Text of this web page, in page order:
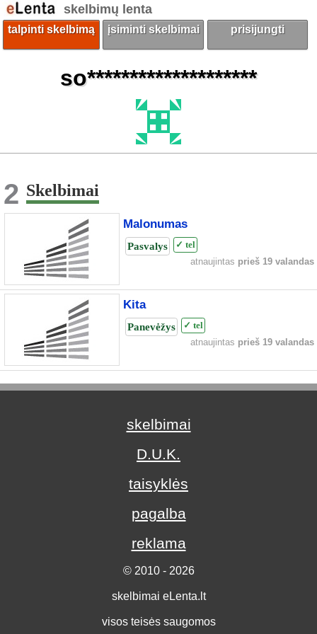
skelbimų lenta
talpinti skelbimą įsiminti skelbimai prisijungti
so********************
2 Skelbimai
Malonumas
Pasvalys ✓ tel
atnaujintas prieš 19 valandas
Kita
Panevėžys ✓ tel
atnaujintas prieš 19 valandas
skelbimai
D.U.K.
taisyklės
pagalba
reklama
© 2010 - 2026
skelbimai eLenta.lt
visos teisės saugomos